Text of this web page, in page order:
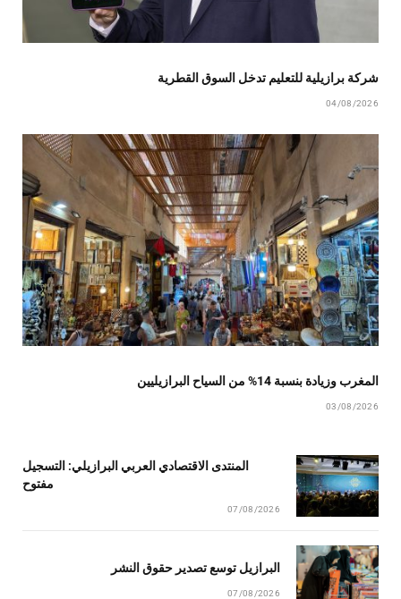
شركة برازيلية للتعليم تدخل السوق القطرية
04/08/2026
المغرب وزيادة بنسبة 14% من السياح البرازيليين
03/08/2026
المنتدى الاقتصادي العربي البرازيلي: التسجيل
مفتوح
07/08/2026
البرازيل توسع تصدير حقوق النشر
07/08/2026